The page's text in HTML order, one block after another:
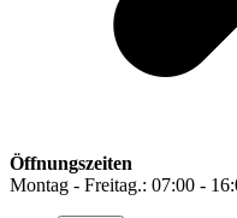
Öffnungszeiten
Montag - Freitag.: 07:00 -